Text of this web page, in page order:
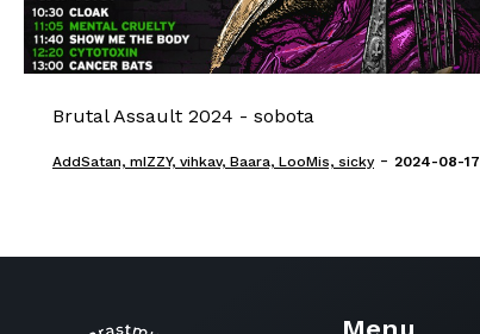
Brutal Assault 2024 - sobota
AddSatan, mIZZY, vihkav, Baara, LooMis, sicky - 2024-08-17